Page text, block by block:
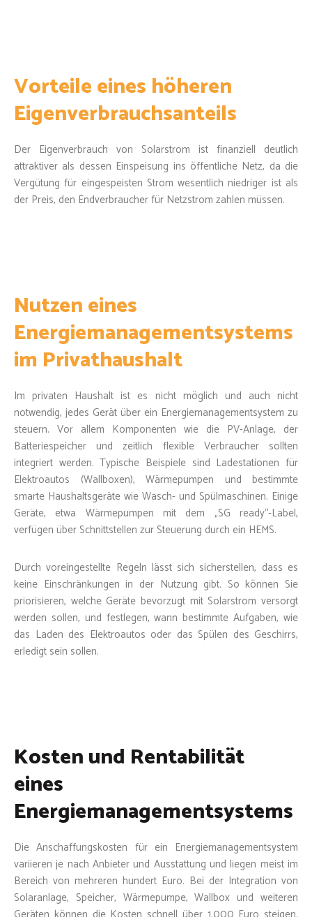
Vorteile eines höheren
Eigenverbrauchsanteils
Der Eigenverbrauch von Solarstrom ist finanziell deutlich
attraktiver als dessen Einspeisung ins öffentliche Netz, da die
Vergütung für eingespeisten Strom wesentlich niedriger ist als
der Preis, den Endverbraucher für Netzstrom zahlen müssen.
Nutzen eines
Energiemanagementsystems
im Privathaushalt
Im privaten Haushalt ist es nicht möglich und auch nicht
notwendig, jedes Gerät über ein Energiemanagementsystem zu
steuern. Vor allem Komponenten wie die PV-Anlage, der
Batteriespeicher und zeitlich flexible Verbraucher sollten
integriert werden. Typische Beispiele sind Ladestationen für
Elektroautos (Wallboxen), Wärmepumpen und bestimmte
smarte Haushaltsgeräte wie Wasch- und Spülmaschinen. Einige
Geräte, etwa Wärmepumpen mit dem „SG ready“-Label,
verfügen über Schnittstellen zur Steuerung durch ein HEMS.
Durch voreingestellte Regeln lässt sich sicherstellen, dass es
keine Einschränkungen in der Nutzung gibt. So können Sie
priorisieren, welche Geräte bevorzugt mit Solarstrom versorgt
werden sollen, und festlegen, wann bestimmte Aufgaben, wie
das Laden des Elektroautos oder das Spülen des Geschirrs,
erledigt sein sollen.
Kosten und Rentabilität
eines
Energiemanagementsystems
Die Anschaffungskosten für ein Energiemanagementsystem
variieren je nach Anbieter und Ausstattung und liegen meist im
Bereich von mehreren hundert Euro. Bei der Integration von
Solaranlage, Speicher, Wärmepumpe, Wallbox und weiteren